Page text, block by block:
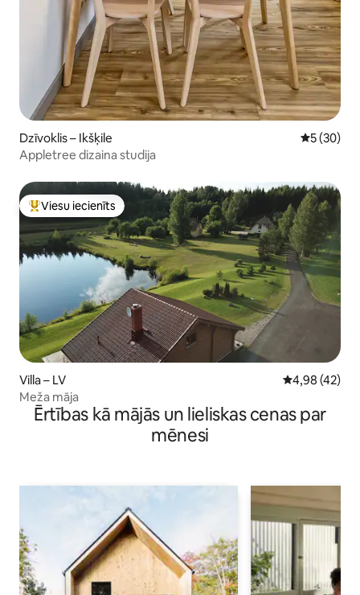
Dzīvoklis – Ikšķile Vidējais
5 (30)
Appletree dizaina studija
Populārs viesu iecienīts mājoklis
Viesu iecienīts
Villa – LV Vidējais
4,98 (42)
Meža māja
Ērtības kā mājās un lieliskas cenas par
mēnesi